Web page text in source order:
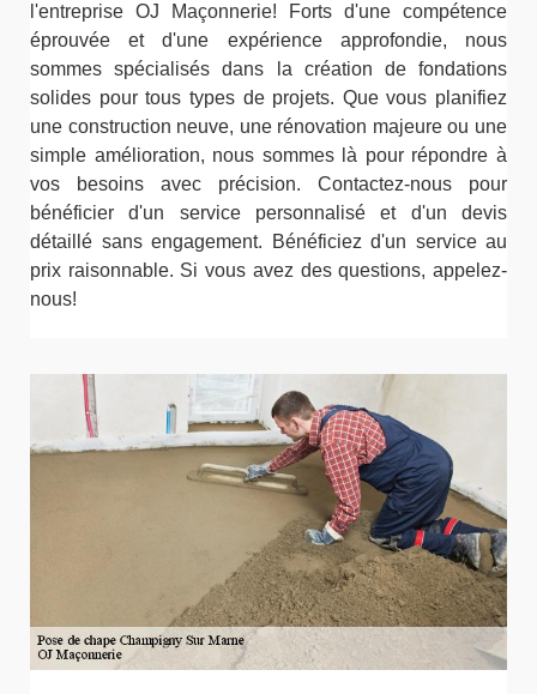
l'entreprise OJ Maçonnerie! Forts d'une compétence
éprouvée et d'une expérience approfondie, nous
sommes spécialisés dans la création de fondations
solides pour tous types de projets. Que vous planifiez
une construction neuve, une rénovation majeure ou une
simple amélioration, nous sommes là pour répondre à
vos besoins avec précision. Contactez-nous pour
bénéficier d'un service personnalisé et d'un devis
détaillé sans engagement. Bénéficiez d'un service au
prix raisonnable. Si vous avez des questions, appelez-
nous!